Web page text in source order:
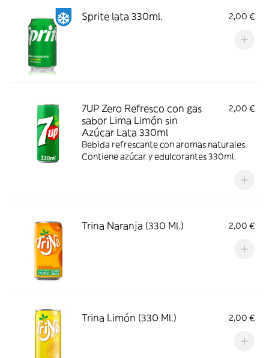
Sprite lata 330ml. 2,00 €
7UP Zero Refresco con gas
sabor Lima Limón sin
Azúcar Lata 330ml
2,00 €
Bebida refrescante con aromas naturales.
Contiene azúcar y edulcorantes 330ml.
Trina Naranja (330 Ml.) 2,00 €
Trina Limón (330 Ml.) 2,00 €